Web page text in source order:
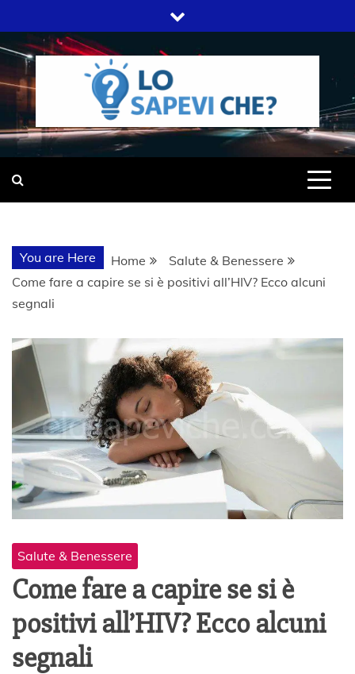
to
content
LO SAPEVI
CHE?
SITO WEB DEL GRUPPO LIFELIVE
You are Here Home
Salute & Benessere
Come fare a capire se si è positivi all’HIV? Ecco alcuni
segnali
Salute & Benessere
Come fare a capire se si è
positivi all’HIV? Ecco alcuni
segnali